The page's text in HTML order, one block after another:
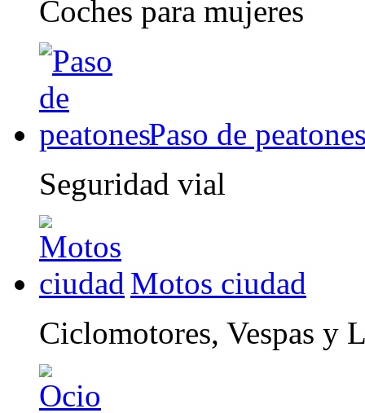
Coches para mujeres
Paso de
Seguridad vial
Motos ciudad
Ciclomotores, Vespas y